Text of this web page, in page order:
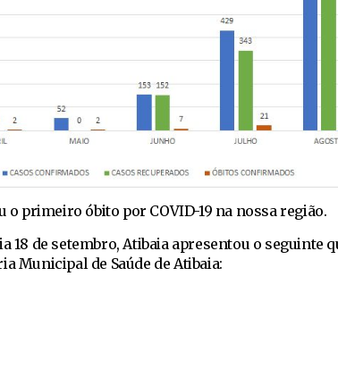
o primeiro óbito por COVID-19 na nossa região.
18 de setembro, Atibaia apresentou o seguinte
Municipal de Saúde de Atibaia: